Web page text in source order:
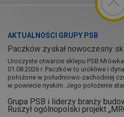
AKTUALNOŚCI GRUPY PSB
Paczków zyskał nowoczesny
Uroczyste otwarcie sklepu PSB
01.08.2026 r. Paczków to urokliwe i
położone w południowo-zachodniej
w powiecie nyskim. Jego położenie
Grupa PSB i liderzy branży
Ruszył ogólnopolski projekt